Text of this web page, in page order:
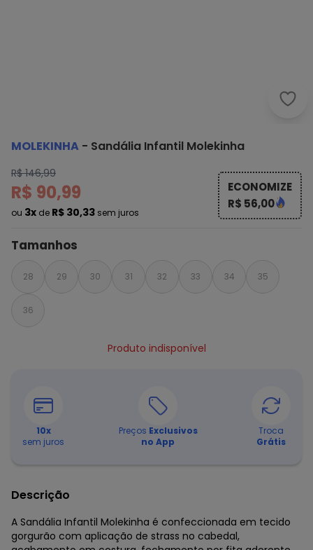
MOLEKINHA - Sandália Infantil Molekinha
R$ 146,99
R$ 90,99
ou 3x de R$ 30,33 sem juros
ECONOMIZE
R$ 56,00
Tamanhos
28 29 30 31 32 33 34 35
36
Produto indisponível
10x
sem juros
Preços Exclusivos
no App
Troca
Grátis
Descrição
A Sandália Infantil Molekinha é confeccionada em tecido
gorgurão com aplicação de strass no cabedal,